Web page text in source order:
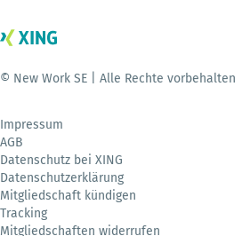
© New Work SE | Alle Rechte vorbehalten
Impressum
AGB
Datenschutz bei XING
Datenschutzerklärung
Mitgliedschaft kündigen
Tracking
Mitgliedschaften widerrufen